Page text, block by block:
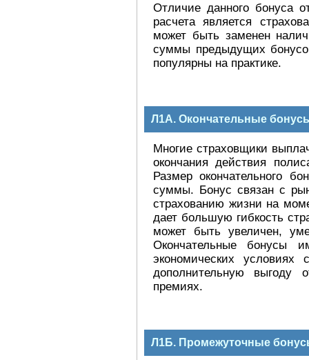
Отличие данного бонуса
расчета является
может быть заменен
суммы предыдущих
популярны на практике.
Л1А. Окончательные
Многие страховщики
окончания действия
Размер окончательного
суммы. Бонус связан с
страхованию жизни на
дает большую гибкость
может быть увеличен,
Окончательные бонусы
экономических условиях
дополнительную
премиях.
Л1Б. Промежуточные